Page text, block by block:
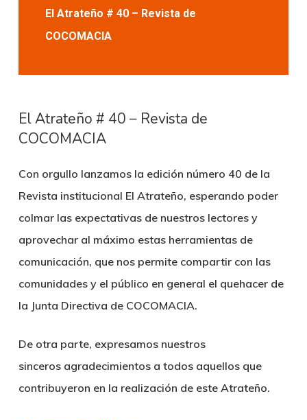
El Atrateño # 40 – Revista de
COCOMACIA
El Atrateño # 40 – Revista de
COCOMACIA
Con orgullo lanzamos la edición número 40 de la
Revista institucional El Atrateño, esperando poder
colmar las expectativas de nuestros lectores y
aprovechar al máximo estas herramientas de
comunicación, que nos permite compartir con las
comunidades y el público en general el quehacer de
la Junta Directiva de COCOMACIA.
De otra parte, expresamos nuestros
sinceros agradecimientos a todos aquellos que
contribuyeron en la realización de este Atrateño.